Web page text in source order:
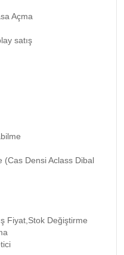
Açma
satış
(Cas Densi Aclass Dibal
Fiyat,Stok Değiştirme